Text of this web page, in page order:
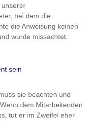
bei dem die
die Anweisung keinen
wurde missachtet.
sein
sie beachten und
dem Mitarbeitenden
tut er im Zweifel eher